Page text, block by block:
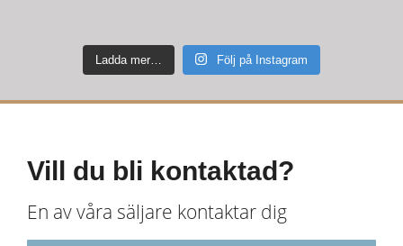
Ladda mer… Följ på Instagram
Vill du bli kontaktad?
En av våra säljare kontaktar dig